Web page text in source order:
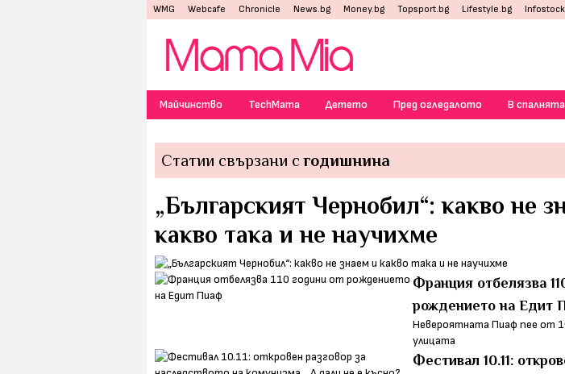
WMG Webcafe Chronicle News.bg Money.bg Topsport.bg Lifestyle.bg Infostock
Майчинство TechMama Детето Пред огледалото В спалнята
Статии свързани сгодишнина
„Българският Чернобил“: какво не
какво така и не научихме
Франция отбелязва
рождението на Едит
Невероятната Пиаф пее от
улицата
Фестивал 10.11: